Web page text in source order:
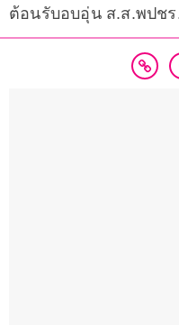
ต้อนรับอบอุ่น ส.ส.พปช